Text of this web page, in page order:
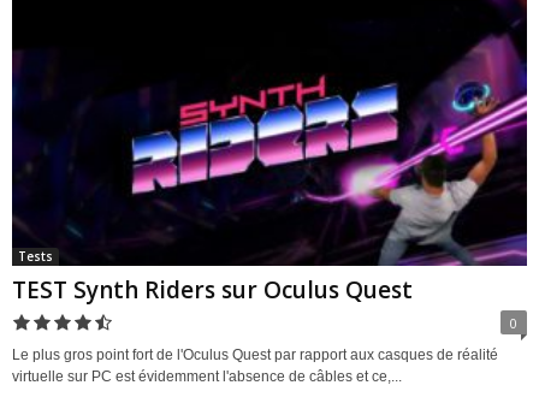
Tests
TEST Synth Riders sur Oculus Quest
0
Le plus gros point fort de l'Oculus Quest par rapport aux casques de réalité
virtuelle sur PC est évidemment l'absence de câbles et ce,...